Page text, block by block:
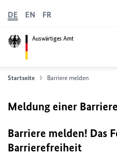
Auswärtiges Amt
DE EN FR
Startseite Barriere melden
Meldung einer Barriere
Barriere melden! Das
Barrierefreiheit